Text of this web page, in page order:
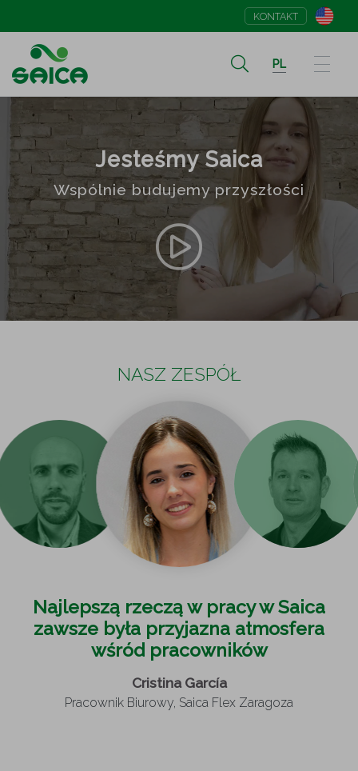
KONTAKT
PL
Jesteśmy Saica
Wspólnie budujemy przyszłości
NASZ ZESPÓŁ
Najlepszą rzeczą w pracy w Saica
zawsze była przyjazna atmosfera
wśród pracowników
Cristina García
Pracownik Biurowy, Saica Flex Zaragoza